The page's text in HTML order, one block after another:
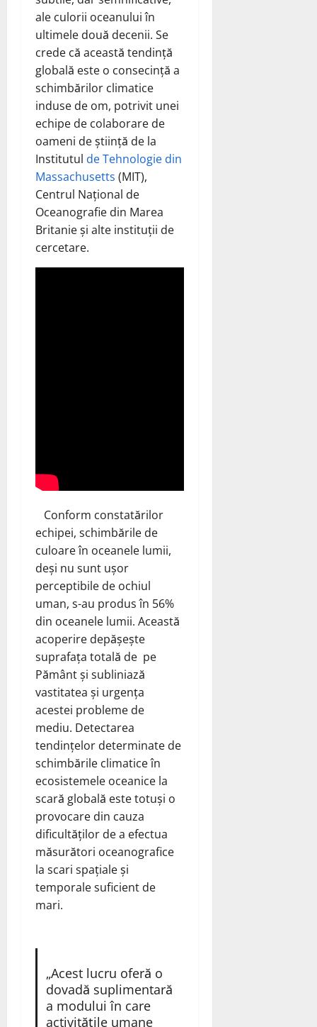
ale culorii oceanului în
ultimele două decenii. Se
crede că această tendință
globală este o consecință a
schimbărilor climatice
induse de om, potrivit unei
echipe de colaborare de
oameni de știință de la
Institutul de Tehnologie din
Massachusetts (MIT),
Centrul Național de
Oceanografie din Marea
Britanie și alte instituții de
cercetare.
Conform constatărilor
echipei, schimbările de
culoare în oceanele lumii,
deși nu sunt ușor
perceptibile de ochiul
uman, s-au produs în 56%
din oceanele lumii. Această
acoperire depășește
suprafața totală de pe
Pământ și subliniază
vastitatea și urgența
acestei probleme de
mediu. Detectarea
tendințelor determinate de
schimbările climatice în
ecosistemele oceanice la
scară globală este totuși o
provocare din cauza
dificultăților de a efectua
măsurători oceanografice
la scari spațiale și
temporale suficient de
mari.
„Acest lucru oferă o
dovadă suplimentară
a modului în care
activitățile umane